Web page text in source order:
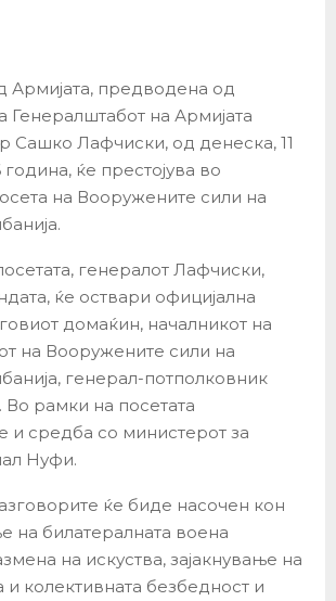
Армијата, предводена од
Генералштабот на Армијата
Сашко Лафчиски, од денеска, 11
година, ќе престојува во
на Вооружените сили на
генералот Лафчиски,
ќе оствари официјална
домаќин, началникот на
на Вооружените сили на
генерал-потполковник
рамки на посетата
и средба со министерот за
Нуфи.
ќе биде насочен кон
на билатералната воена
на искуства, зајакнување на
и колективната безбедност и